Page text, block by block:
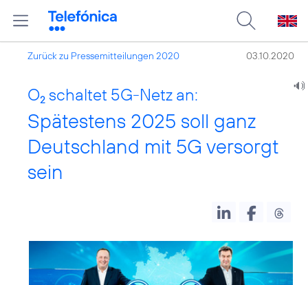
Zurück zu Pressemitteilungen 2020 03.10.2020
O2 schaltet 5G-Netz an:
Spätestens 2025 soll ganz
Deutschland mit 5G versorgt
sein